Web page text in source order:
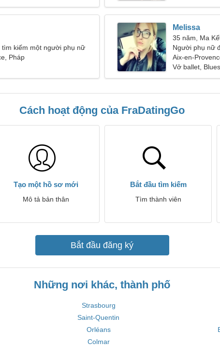
tìm kiếm một người phụ nữ
Pháp
Melissa
35 năm, Ma
Người phụ nữ
Aix-en-
Vở ballet, Blues
Cách hoạt động của FraDatingGo
Tạo một hồ sơ mới
Mô tả bản thân
Bắt đầu tìm kiếm
Tìm thành viên
Bắt đầu đăng ký
Những nơi khác, thành phố
Strasbourg
Saint-Quentin
Orléans
Colmar